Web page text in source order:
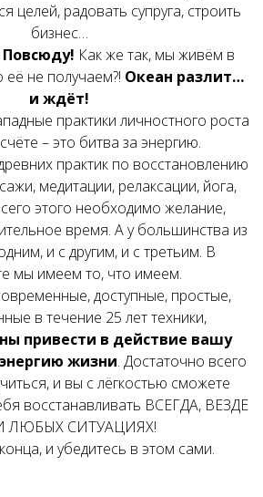
целей, радовать супруга, строить
бизнес…
Повсюду! Как же так, мы живём в
её не получаем?! Океан разлит…
и ждёт!
практики личностного роста
– это битва за энергию.
практик по восстановлению
медитации, релаксации, йога,
этого необходимо желание,
время. А у большинства из
и с другим, и с третьим. В
мы имеем то, что имеем.
доступные, простые,
в течение 25 лет техники,
привести в действие вашу
жизни. Достаточно всего
и вы с лёгкостью сможете
восстанавливать ВСЕГДА, ВЕЗДЕ
ЛЮБЫХ СИТУАЦИЯХ!
и убедитесь в этом сами.